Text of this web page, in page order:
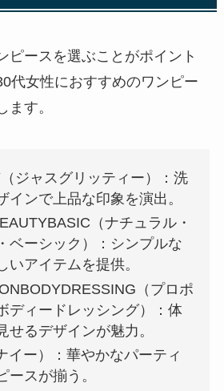
ピースを選ぶことがポイント
代女性におすすめのワンピー
ます。
ジャスグリッティー）：洗
インで上品な印象を演出。
（ナチュラル・
ベーシック）：シンプルな
いアイテムを提供。
（プロポ
ディードレッシング）：体
せるデザインが魅力。
イー）：華やかなパーティ
ースが揃う。